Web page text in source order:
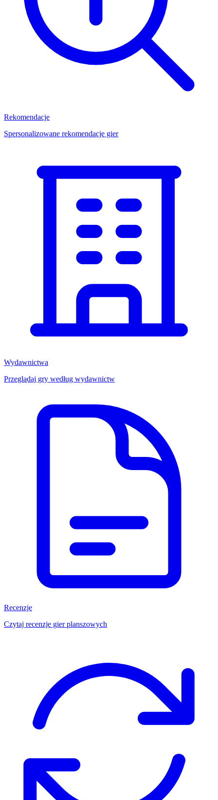
Rekomendacje
Spersonalizowane rekomendacje gier
Wydawnictwa
Przeglądaj gry według wydawnictw
Recenzje
Czytaj recenzje gier planszowych